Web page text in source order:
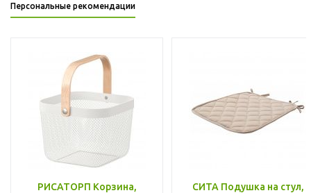
Персональные рекомендации
РИСАТОРП Корзина,
СИТА Подушка на стул,